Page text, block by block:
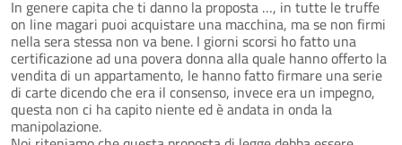
In genere capita che ti danno la proposta …, in tutte le truffe
on line magari puoi acquistare una macchina, ma se non firmi
nella sera stessa non va bene. I giorni scorsi ho fatto una
certificazione ad una povera donna alla quale hanno offerto la
vendita di un appartamento, le hanno fatto firmare una serie
di carte dicendo che era il consenso, invece era un impegno,
questa non ci ha capito niente ed è andata in onda la
manipolazione.